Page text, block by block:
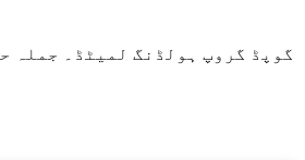
گوپڈ گروپ ہولڈنگ لمیٹڈ۔ جملہ